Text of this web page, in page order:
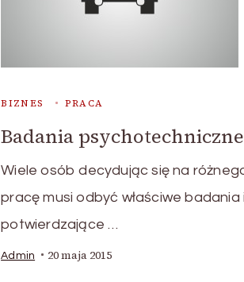
BIZNES PRACA
Badania psychotechniczne
Wiele osób decydując się na
pracę musi odbyć właściwe
potwierdzające …
Admin 20 maja 2015